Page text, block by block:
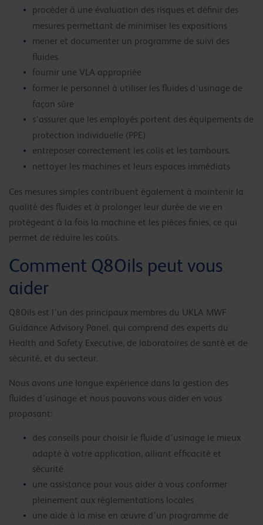
procéder à une évaluation des risques et définir des
mesures permettant de minimiser les expositions
mener et documenter un programme de suivi des
fluides
fournir une VLA appropriée
former le personnel à utiliser les fluides d’usinage de
façon sûre
s’assurer que les employés portent des équipements de
protection individuelle (PPE)
entreposer correctement les colis et les tambours.
nettoyer les machines et leurs espaces immédiats
Ces mesures simples contribuent également à maintenir la
qualité des fluides et à prolonger leur durée de vie en
protégeant à la fois la machine et les pièces finies, ce qui
permet de réduire les coûts.
Comment Q8Oils peut vous
aider
Q8Oils est l’un des principaux membres du UKLA MWF
Guidance Advisory Panel, qui comprend des experts du
Health and Safety Executive, de laboratoires de santé et de
sécurité, et du secteur.
Nous avons une longue expérience dans la gestion des
fluides d’usinage et nous pouvons vous aider en vous
proposant:
des conseils pour choisir le fluide d’usinage le mieux
adapté à votre application, alliant efficacité et
sécurité
une assistance pour vous aider à vous conformer
pleinement aux réglementations locales
une aide à la mise en œuvre d’un programme de